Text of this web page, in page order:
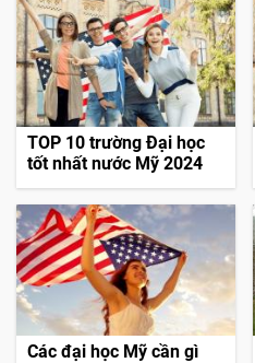
TOP 10 trường Đại học
tốt nhất nước Mỹ 2024
Các đại học Mỹ cần gì